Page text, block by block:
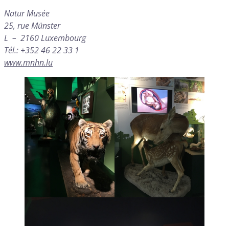
Natur Musée
25, rue Münster
L – 2160 Luxembourg
Tél.: +352 46 22 33 1
www.mnhn.lu